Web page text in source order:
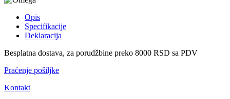
Opis
Specifikacije
Deklaracija
Besplatna dostava, za porudžbine preko 8000 RSD sa PDV
Praćenje pošiljke
Kontakt